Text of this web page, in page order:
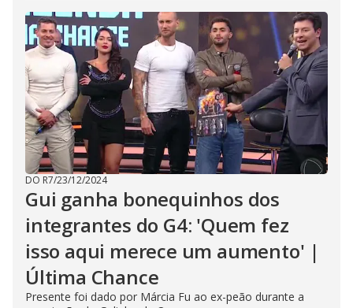
DO R7/23/12/2024
Gui ganha bonequinhos dos
integrantes do G4: 'Quem fez
isso aqui merece um aumento' |
Última Chance
Presente foi dado por Márcia Fu ao ex-peão durante a